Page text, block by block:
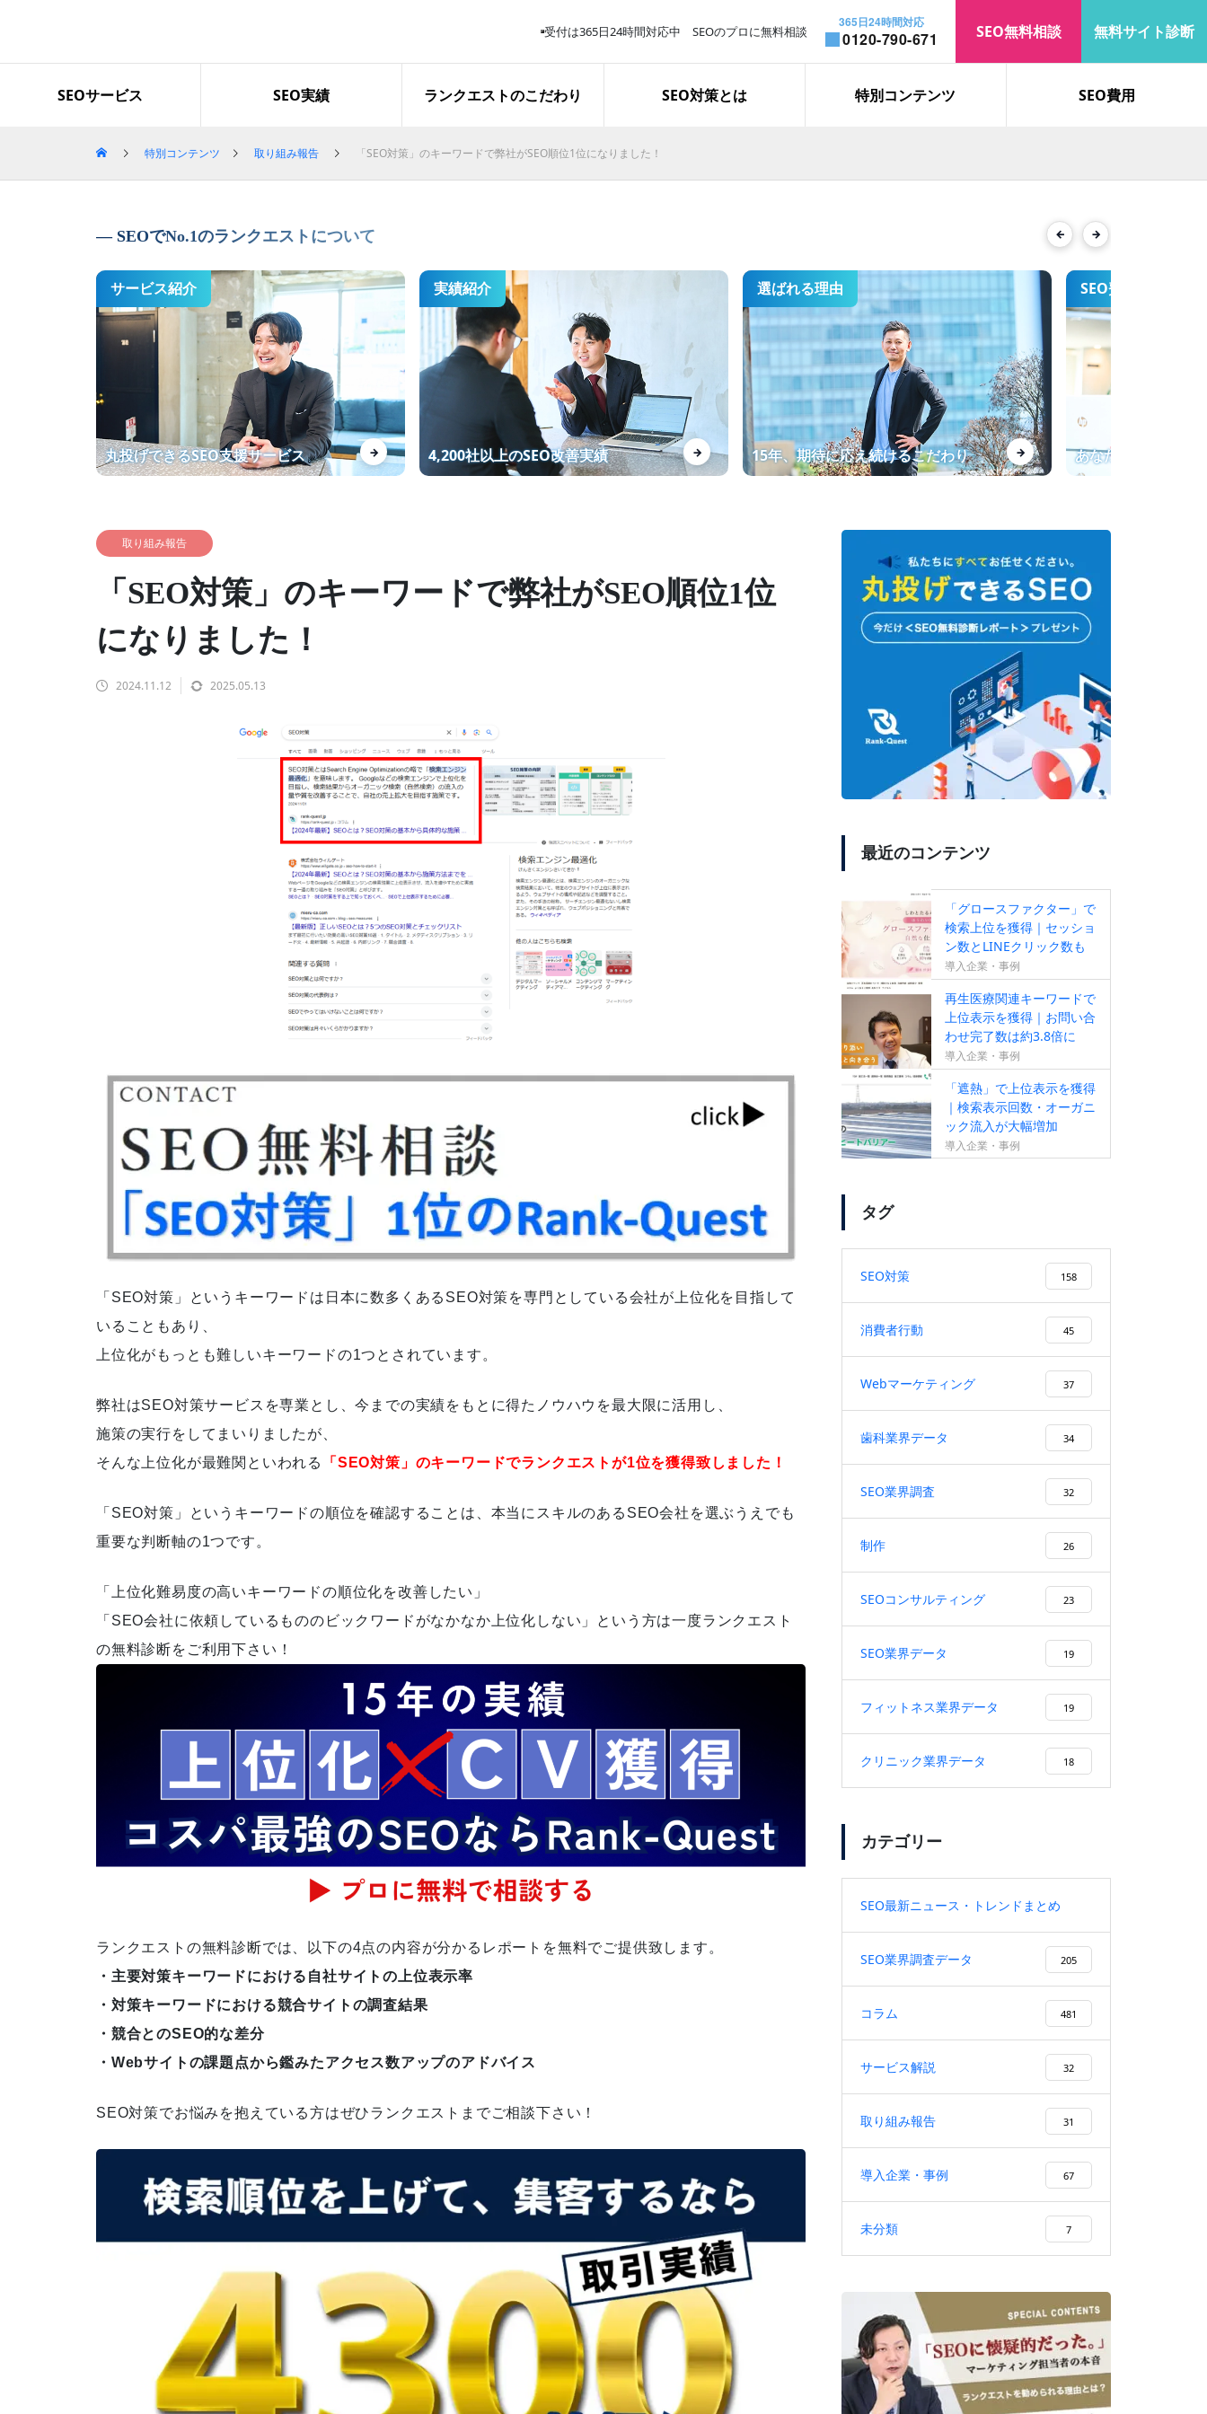
受付は365日24時間対応中 SEOのプロに無料相談
365日24時間対応
0120-790-671 SEO無料相談 無料サイト診断
SEOサービス SEO実績 ランクエストのこだわり SEO対策とは 特別コンテンツ SEO費用
「グロースファクター」で検索
上位を獲得｜セッション数とLI
再生医療関連キーワードで上位
表示を獲得｜お問い合わせ完了
索表示回数・オーガニック流入
Googleのコアアップデートの影
響による順位下落から1か月で2
位まで回復
施策開始１か月で「業務用エア
コン 東京」１位表示を獲得
「ロブロックス 制作会社」で検
索2位を獲得した、SEO対策の
事例
分析に納得感があります！ 上位
化したKWの安定にも期待して
資料制作代行KWで1位獲得！お
問い合わせ数増加！
【インタビュー】一般キーワー
ドからの流入が飛躍的に増加！
【自社事例】ランクエストがSE
O導入事例数を増やして得られ
た効果を紹介！
マーケティング戦略の設計から
SEOを意識したWEBサイト制作
指名検索が上位表示されない課
題を改善
ェア】でWebマーケしません
説
【最強のプロライター塾】SEO
会社運営のライター育成オンラ
インサロン
【月8投稿15万円！】KanaMIX
のインスタグラム運用代行
【無料配布中！】Instagram運
用のお作法105選 応募フォー
ム
【SEO成果が出ていない方必
見！】無料SEOセカンドオピニ
オンサービスのお知らせ
0120-790-671/070-2495-3303
からの着信はランクエストにお
についてのお電話です！
【新サービス】成果報酬型リス
ティング広告のお知らせ
【無料で求人掲載ができる？】i
ndeed（インディード）を使っ
た採用強化
すべての作業がオールインワン
「実践SEOバイブル ランクエス
作戦変更が奏功！その裏にあっ
「SEO対策」のキーワードで弊
社がSEO順位1位になりまし
た！
徹底的なキーワード分析によ
昇
検索ボリューム1万以上のキー
ワードで、検索順位１位を獲
い、セッション数が８倍に上昇
検索順位が圏外から3位に急上
施策により、検索順位が20位以
蓄積した情報を精査・選別した
ことで、圧倒的にわかりやすい
マニュアルへ変化
プロの取り組み【秦編】 プロの取り組み【佐々木編】
スケログ様に弊社を紹介頂きま
した！
ネットショップのSEO対策12選
｜売上につなげる実践手順と優
先順位
SEO記事制作とは？上位表示と
CVにつなげる作り方・手順を解
説
特徴・作り方・制作会社の選び
方を解説
には？CVRの目安と問い合わせ
につなげる改善手順
SEOセカンドオピニオンとは？
会社選びを解説
SEOで問い合わせが増えない原
因は？流入をCVにつなげる改善
策
大田区葬儀 はばたきグループ様
に弊社が紹介されました！
デメリットと失敗しない依頼先
の選び方を徹底解説
特別コンテンツ 取り組み報告 「SEO対策」のキーワードで弊社がSEO順位1位になりました！
SEOでNo.1のランクエストについて Previous
サービス紹介
丸投げできるSEO支援サービス →
実績紹介
4,200社以上のSEO改善実績 →
選ばれる理由
15年、期待に応え続けるこだわり →
SEO費用
あなたの会社専用
Next
取り組み報告
「SEO対策」のキーワードで弊社がSEO順位1位
になりました！
2024.11.12 2025.05.13
「SEO対策」というキーワードは日本に数多くあるSEO対策を専門としている会社が上位化を目指して
いることもあり、
上位化がもっとも難しいキーワードの1つとされています。
弊社はSEO対策サービスを専業とし、今までの実績をもとに得たノウハウを最大限に活用し、
施策の実行をしてまいりましたが、
そんな上位化が最難関といわれる
「SEO対策」のキーワードでランクエストが1位を獲得致しました！
「SEO対策」というキーワードの順位を確認することは、本当にスキルのあるSEO会社を選ぶうえでも
重要な判断軸の1つです。
「上位化難易度の高いキーワードの順位化を改善したい」
「SEO会社に依頼しているもののビックワードがなかなか上位化しない」という方は一度ランクエスト
の無料診断をご利用下さい！
ランクエストの無料診断では、以下の4点の内容が分かるレポートを無料でご提供致します。
・主要対策キーワードにおける自社サイトの上位表示率
・対策キーワードにおける競合サイトの調査結果
・競合とのSEO的な差分
・Webサイトの課題点から鑑みたアクセス数アップのアドバイス
SEO対策でお悩みを抱えている方はぜひランクエストまでご相談下さい！
最近のコンテンツ
「グロースファクター」で
検索上位を獲得｜セッショ
ン数とLINEクリック数も
増加
導入企業・事例
再生医療関連キーワードで
上位表示を獲得｜お問い合
わせ完了数は約3.8倍に
導入企業・事例
「遮熱」で上位表示を獲得
｜検索表示回数・オーガニ
ック流入が大幅増加
導入企業・事例
タグ
SEO対策 158
消費者行動 45
Webマーケティング 37
歯科業界データ 34
SEO業界調査 32
制作 26
SEOコンサルティング 23
SEO業界データ 19
フィットネス業界データ 19
クリニック業界データ 18
カテゴリー
SEO最新ニュース・トレンドまとめ
SEO業界調査データ 205
コラム 481
サービス解説 32
取り組み報告 31
導入企業・事例 67
未分類 7